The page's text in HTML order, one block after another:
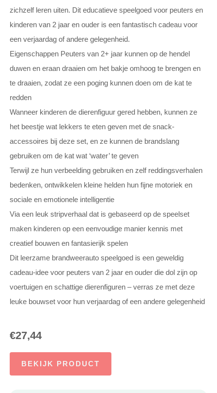
zichzelf leren uiten. Dit educatieve speelgoed voor peuters en
kinderen van 2 jaar en ouder is een fantastisch cadeau voor
een verjaardag of andere gelegenheid.
Eigenschappen Peuters van 2+ jaar kunnen op de hendel
duwen en eraan draaien om het bakje omhoog te brengen en
te draaien, zodat ze een poging kunnen doen om de kat te
redden
Wanneer kinderen de dierenfiguur gered hebben, kunnen ze
het beestje wat lekkers te eten geven met de snack-
accessoires bij deze set, en ze kunnen de brandslang
gebruiken om de kat wat ‘water’ te geven
Terwijl ze hun verbeelding gebruiken en zelf reddingsverhalen
bedenken, ontwikkelen kleine helden hun fijne motoriek en
sociale en emotionele intelligentie
Via een leuk stripverhaal dat is gebaseerd op de speelset
maken kinderen op een eenvoudige manier kennis met
creatief bouwen en fantasierijk spelen
Dit leerzame brandweerauto speelgoed is een geweldig
cadeau-idee voor peuters van 2 jaar en ouder die dol zijn op
voertuigen en schattige dierenfiguren – verras ze met deze
leuke bouwset voor hun verjaardag of een andere gelegenheid
€27,44
BEKIJK PRODUCT